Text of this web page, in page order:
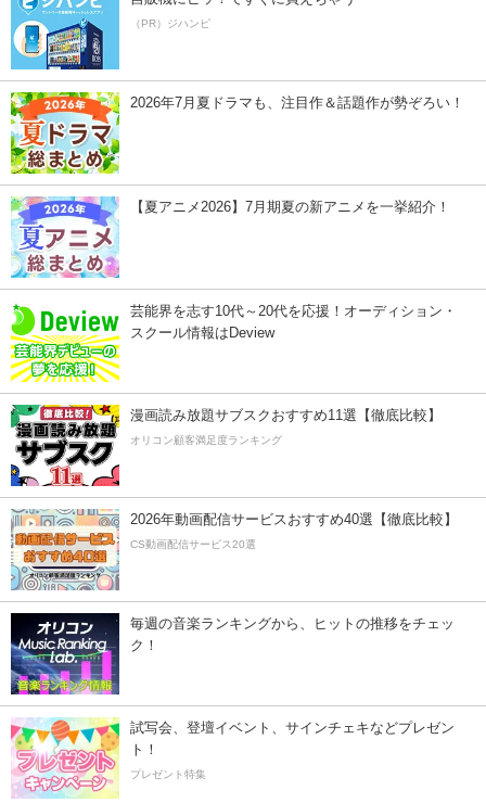
（PR）ジハンピ
2026年7月夏ドラマも、注目作＆話題作が勢ぞろい！
【夏アニメ2026】7月期夏の新アニメを一挙紹介！
芸能界を志す10代～20代を応援！オーディション・
スクール情報はDeview
漫画読み放題サブスクおすすめ11選【徹底比較】
オリコン顧客満足度ランキング
2026年動画配信サービスおすすめ40選【徹底比較】
CS動画配信サービス20選
毎週の音楽ランキングから、ヒットの推移をチェッ
ク！
試写会、登壇イベント、サインチェキなどプレゼン
ト！
プレゼント特集